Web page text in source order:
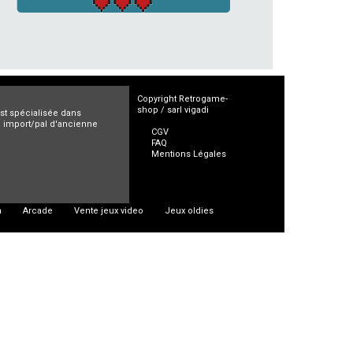
spécialisée dans
import/pal d'ancienne
Copyright Retrogame-
shop / sarl vigadi
CGV
FAQ
Mentions Légales
Arcade Vente jeux video Jeux oldies